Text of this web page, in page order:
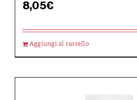
8,05€
Aggiungi al carrello